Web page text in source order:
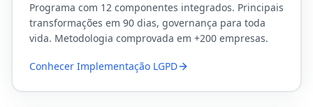
Programa com 12 componentes integrados. Principais
transformações em 90 dias, governança para toda
vida. Metodologia comprovada em +200 empresas.
Conhecer Implementação LGPD